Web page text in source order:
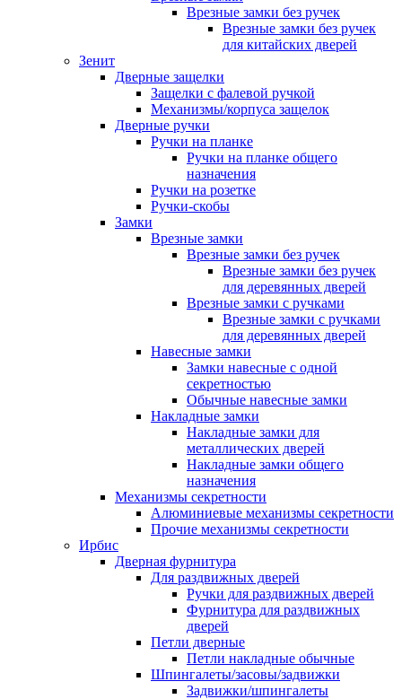
Врезные замки без ручек
Врезные замки без ручек
для китайских дверей
Зенит
Дверные защелки
Защелки с фалевой ручкой
Механизмы/корпуса защелок
Дверные ручки
Ручки на планке
Ручки на планке общего
назначения
Ручки на розетке
Ручки-скобы
Замки
Врезные замки
Врезные замки без ручек
Врезные замки без ручек
для деревянных дверей
Врезные замки с ручками
Врезные замки с ручками
для деревянных дверей
Навесные замки
Замки навесные с одной
секретностью
Обычные навесные замки
Накладные замки
Накладные замки для
металлических дверей
Накладные замки общего
назначения
Механизмы секретности
Алюминиевые механизмы секретности
Прочие механизмы секретности
Ирбис
Дверная фурнитура
Для раздвижных дверей
Ручки для раздвижных дверей
Фурнитура для раздвижных
дверей
Петли дверные
Петли накладные обычные
Шпингалеты/засовы/задвижки
Задвижки/шпингалеты